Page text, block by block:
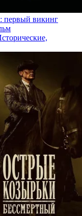
первый викинг